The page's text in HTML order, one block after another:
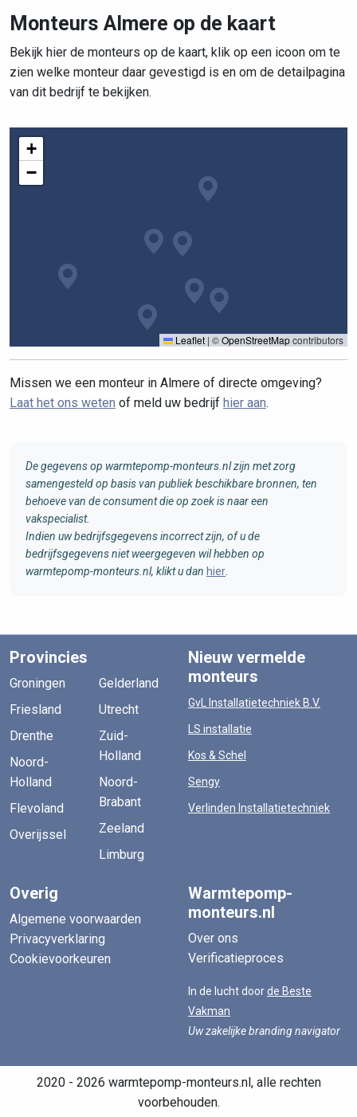
Monteurs Almere op de kaart
Bekijk hier de monteurs op de kaart, klik op een icoon om te
zien welke monteur daar gevestigd is en om de detailpagina
van dit bedrijf te bekijken.
+
−
Leaflet | ©OpenStreetMapcontributors
Missen we een monteur in Almere of directe omgeving?
Laat het ons weten of meld uw bedrijf hier aan.
De gegevens op warmtepomp-monteurs.nl zijn met zorg
samengesteld op basis van publiek beschikbare bronnen, ten
behoeve van de consument die op zoek is naar een
vakspecialist.
Indien uw bedrijfsgegevens incorrect zijn, of u de
bedrijfsgegevens niet weergegeven wil hebben op
warmtepomp-monteurs.nl, klikt u dan hier
Provincies
Groningen
Friesland
Drenthe
Noord-
Holland
Flevoland
Overijssel
Gelderland
Utrecht
Zuid-
Holland
Noord-
Brabant
Zeeland
Limburg
Nieuw vermelde
monteurs
GvL Installatietechniek B.V.
LS installatie
Kos & Schel
Sengy
Verlinden Installatietechniek
Overig
Algemene voorwaarden
Privacyverklaring
Cookievoorkeuren
Warmtepomp-
monteurs.nl
Over ons
Verificatieproces
In de lucht doorde Beste
Vakman
Uw zakelijke branding navigator
2020 - 2026 warmtepomp-monteurs.nl, alle rechten
voorbehouden.